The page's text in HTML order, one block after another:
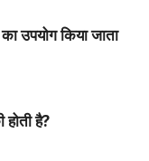
उपयोग किया जाता
है?